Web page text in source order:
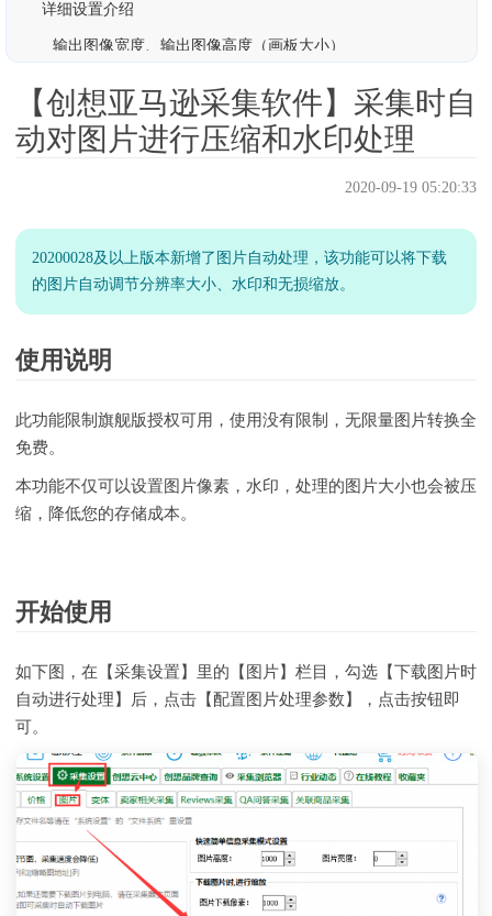
详细设置介绍
输出图像宽度、输出图像高度（画板大小）
背景颜色
水印
使用注意
相关文章
【创想亚马逊采集软件】采集时自
动对图片进行压缩和水印处理
2020-09-19 05:20:33
20200028及以上版本新增了图片自动处理，该功能可以将下载
的图片自动调节分辨率大小、水印和无损缩放。
使用说明
此功能限制旗舰版授权可用，使用没有限制，无限量图片转换全
免费。
本功能不仅可以设置图片像素，水印，处理的图片大小也会被压
缩，降低您的存储成本。
开始使用
如下图，在【采集设置】里的【图片】栏目，勾选【下载图片时
自动进行处理】后，点击【配置图片处理参数】，点击按钮即
可。